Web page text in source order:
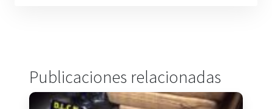
Publicaciones relacionadas